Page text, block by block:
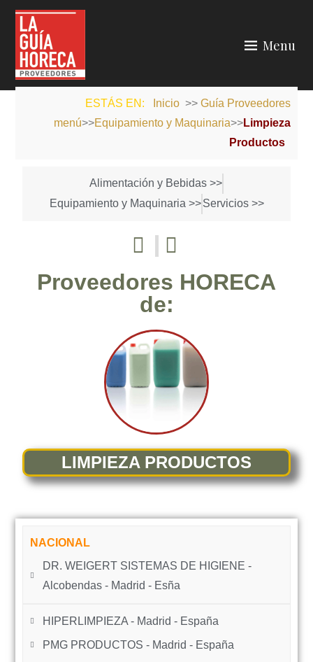
LA GUÍA HORECA
Menu
ESTÁS EN: Inicio >> Guía Proveedores
menú>>Equipamiento y Maquinaria>>Limpieza
Productos
Alimentación y Bebidas >>
Equipamiento y Maquinaria >> Servicios >>
Proveedores HORECA
de:
LIMPIEZA PRODUCTOS
NACIONAL
DR. WEIGERT SISTEMAS DE HIGIENE -
Alcobendas - Madrid - Esña
HIPERLIMPIEZA - Madrid - España
PMG PRODUCTOS - Madrid - España